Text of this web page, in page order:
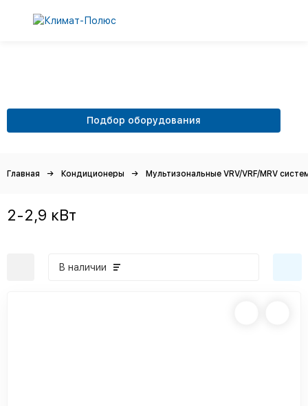
Главная Кондиционеры Мультизональные VRV/VRF/MRV
2-2,9 кВт
В наличии
Подбор оборудования